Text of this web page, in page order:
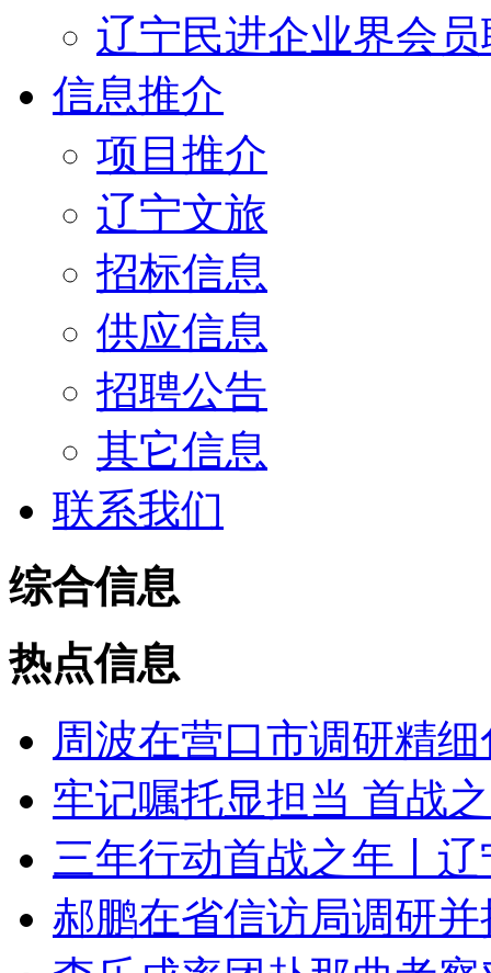
辽宁民进企业界会
信息推介
项目推介
辽宁文旅
招标信息
供应信息
招聘公告
其它信息
联系我们
综合信息
热点信息
周波在营口市调研精
牢记嘱托显担当 首战
三年行动首战之年丨
郝鹏在省信访局调研